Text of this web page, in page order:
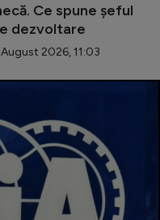
Ce spune șeful
dezvoltare
2026, 11:03